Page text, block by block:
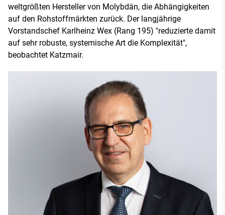
weltgrößten Hersteller von Molybdän, die Abhängigkeiten
auf den Rohstoffmärkten zurück. Der langjährige
Vorstandschef Karlheinz Wex (Rang 195) "reduzierte damit
auf sehr robuste, systemische Art die Komplexität",
beobachtet Katzmair.